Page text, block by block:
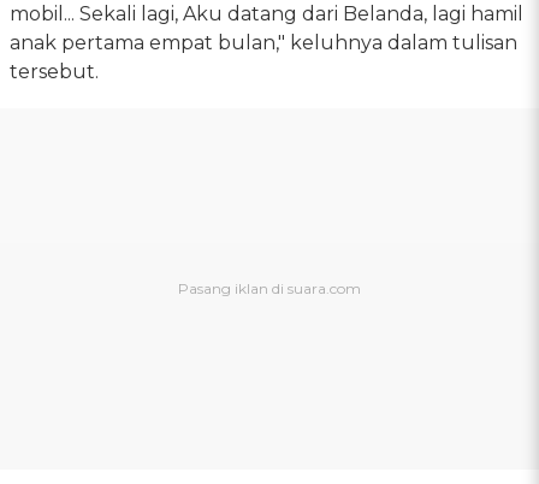
mobil... Sekali lagi, Aku datang dari Belanda, lagi hamil
anak pertama empat bulan," keluhnya dalam tulisan
tersebut.